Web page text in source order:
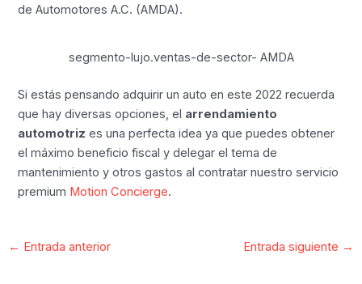
de Automotores A.C. (AMDA).
segmento-lujo.ventas-de-sector- AMDA
Si estás pensando adquirir un auto en este 2022 recuerda
que hay diversas opciones, el arrendamiento
automotriz es una perfecta idea ya que puedes obtener
el máximo beneficio fiscal y delegar el tema de
mantenimiento y otros gastos al contratar nuestro servicio
premium Motion Concierge.
← Entrada anterior Entrada siguiente →